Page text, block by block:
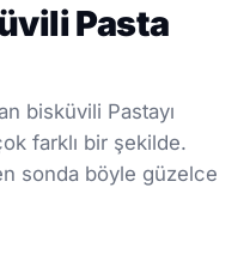
Pasta
bisküvili Pastayı
farklı bir şekilde.
sonda böyle güzelce